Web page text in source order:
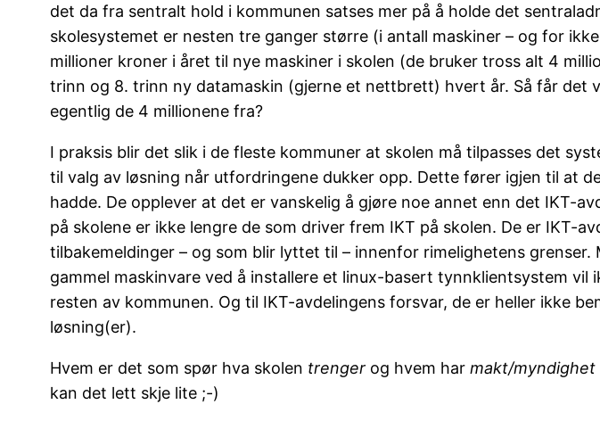
det da fra sentralt hold i kommunen satses mer på å holde det
skolesystemet er nesten tre ganger større (i antall maskiner – og for
millioner kroner i året til nye maskiner i skolen (de bruker tross alt 4
trinn og 8. trinn ny datamaskin (gjerne et nettbrett) hvert år. Så får
egentlig de 4 millionene fra?
I praksis blir det slik i de fleste kommuner at skolen må tilpasses det
til valg av løsning når utfordringene dukker opp. Dette fører igjen til at
hadde. De opplever at det er vanskelig å gjøre noe annet enn det IKT-
på skolene er ikke lengre de som driver frem IKT på skolen. De er IKT-
tilbakemeldinger – og som blir lyttet til – innenfor rimelighetens
gammel maskinvare ved å installere et linux-basert tynnklientsystem
resten av kommunen. Og til IKT-avdelingens forsvar, de er heller ikke
løsning(er).
Hvem er det som spør hva skolen trenger og hvem har makt/myndighet
kan det lett skje lite ;-)